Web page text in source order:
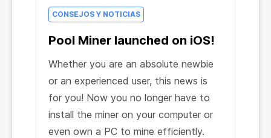
CONSEJOS Y NOTICIAS
Pool Miner launched on iOS!
Whether you are an absolute newbie
or an experienced user, this news is
for you! Now you no longer have to
install the miner on your computer or
even own a PC to mine efficiently.